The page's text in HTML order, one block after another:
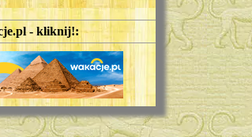
- kliknij!: